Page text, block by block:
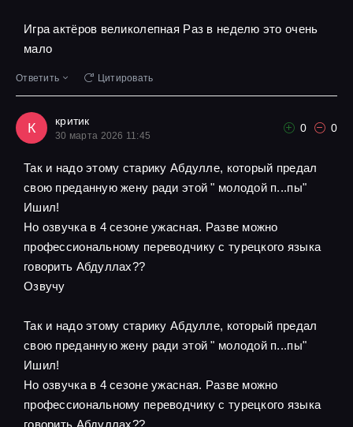
Игра актёров великолепная Pаз в неделю это очень
мало
Ответить Цитировать
К критик
30 марта 2026 11:45
0 0
Так и надо этому старику Абдулле, который предал
свою преданную жену ради этой " молодой п...пы"
Ишил!
Но озвучка в 4 сезоне ужасная. Разве можно
профессиональному переводчику с турецкого языка
говорить Абдуллах??
Озвучу
Так и надо этому старику Абдулле, который предал
свою преданную жену ради этой " молодой п...пы"
Ишил!
Но озвучка в 4 сезоне ужасная. Разве можно
профессиональному переводчику с турецкого языка
говорить Абдуллах??